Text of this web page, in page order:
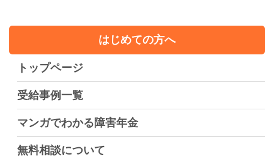
はじめての方へ
トップページ
受給事例一覧
マンガでわかる障害年金
無料相談について